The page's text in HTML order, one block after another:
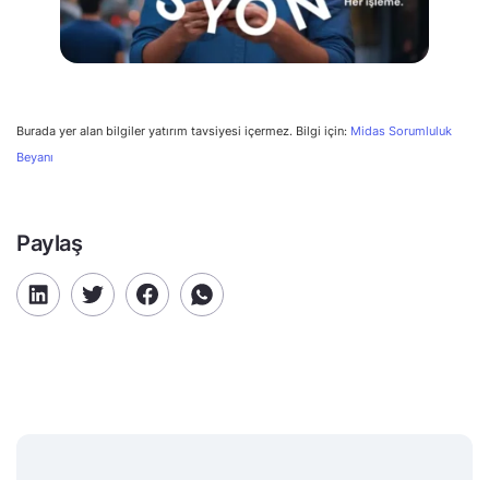
Burada yer alan bilgiler yatırım tavsiyesi içermez. Bilgi için: Midas Sorumluluk
Beyanı
Paylaş